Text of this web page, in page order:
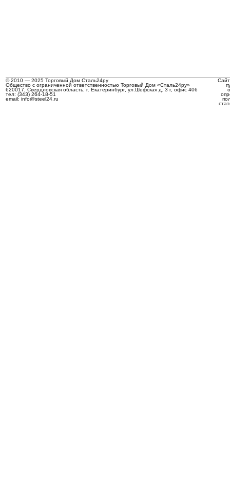
© 2010 — 2025 Торговый Дом Сталь24ру
Общество с ограниченной ответственностью Торговый Дом «Сталь24ру»
620017, Свердловская область, г. Екатеринбург, ул.Шефская д. 3 г, офис 406
тел: (343) 264-18-51
email: info@steel24.ru